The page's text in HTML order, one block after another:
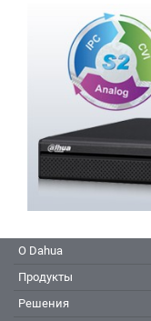
О Dahua
Продукты
Решения